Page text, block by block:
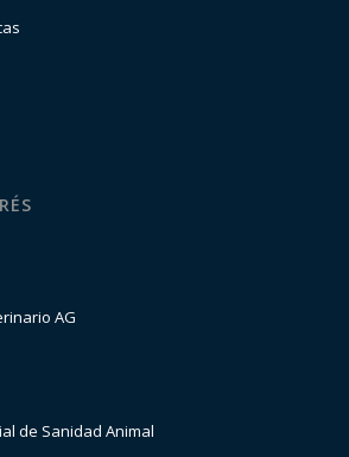
AG
de Sanidad Animal